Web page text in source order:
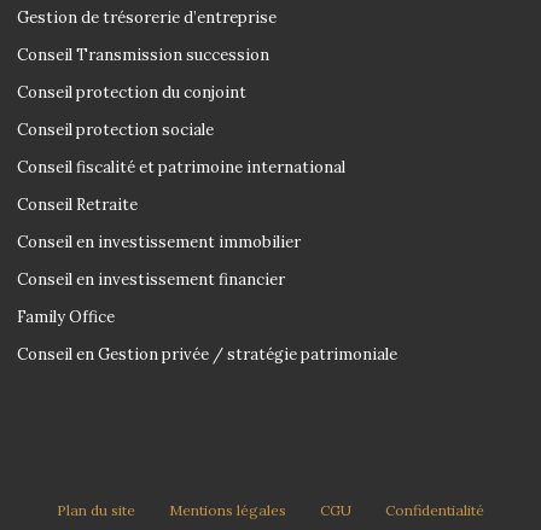
Gestion de trésorerie d’entreprise
Conseil Transmission succession
Conseil protection du conjoint
Conseil protection sociale
Conseil fiscalité et patrimoine international
Conseil Retraite
Conseil en investissement immobilier
Conseil en investissement financier
Family Office
Conseil en Gestion privée / stratégie patrimoniale
Plan du site Mentions légales CGU Confidentialité